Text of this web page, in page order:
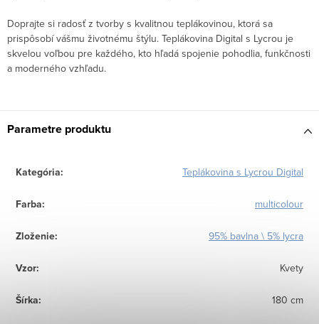
Doprajte si radosť z tvorby s kvalitnou teplákovinou, ktorá sa
prispôsobí vášmu životnému štýlu. Teplákovina Digital s Lycrou je
skvelou voľbou pre každého, kto hľadá spojenie pohodlia, funkčnosti
a moderného vzhľadu.
Parametre produktu
Kategória: Teplákovina s Lycrou Digital
Farba: multicolour
Zloženie: 95% bavlna \ 5% lycra
Vzor: Kvety
Šírka: 180 cm